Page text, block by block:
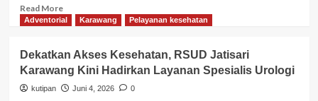
dan
Pondasi
Dunia
Read MoreRead
more
Soal
Siapa
Cepat,
Adventorial Karawang Pelayanan kesehatan
Dekatkan Akses Kesehatan, RSUD Jatisari
Karawang Kini Hadirkan Layanan Spesialis Urologi
kutipan Juni 4, 2026 0